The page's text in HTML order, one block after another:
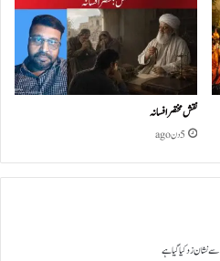
نقش مختصر افسانہ
5 دن ago
سے نشان زد کیا گیا ہے